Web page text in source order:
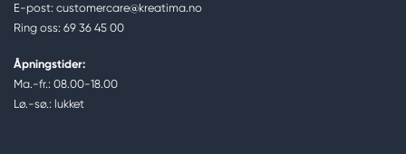
E-post: customercare@kreatima.no
Ring oss: 69 36 45 00
Åpningstider:
Ma.-fr.: 08.00-18.00
Lø.-sø.: lukket